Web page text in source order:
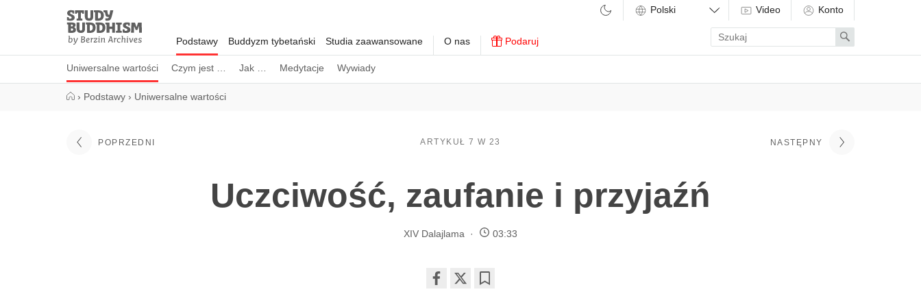
Study
Buddhism
Home
Podstawy
Uniwersalne wartości Czym jest … Jak … Medytacje Wywiady
Buddyzm tybetański Studia zaawansowane O nas Podaruj
Video Konto
Enter
search
term
Search
› Podstawy › Uniwersalne wartości
POPRZEDNI ARTYKUŁ 7 W 23 NASTĘPNY
Uczciwość, zaufanie i przyjaźń
XIV Dalajlama 03:33